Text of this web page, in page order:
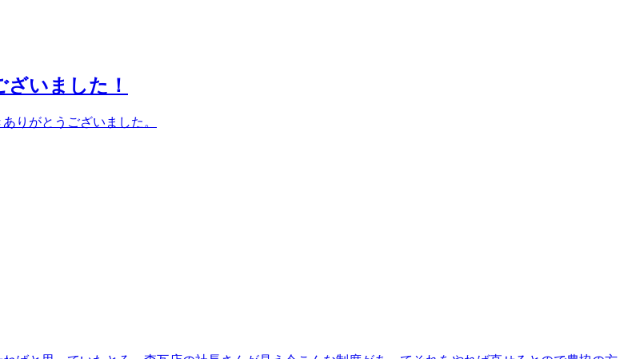
いました！
りがとうございました。